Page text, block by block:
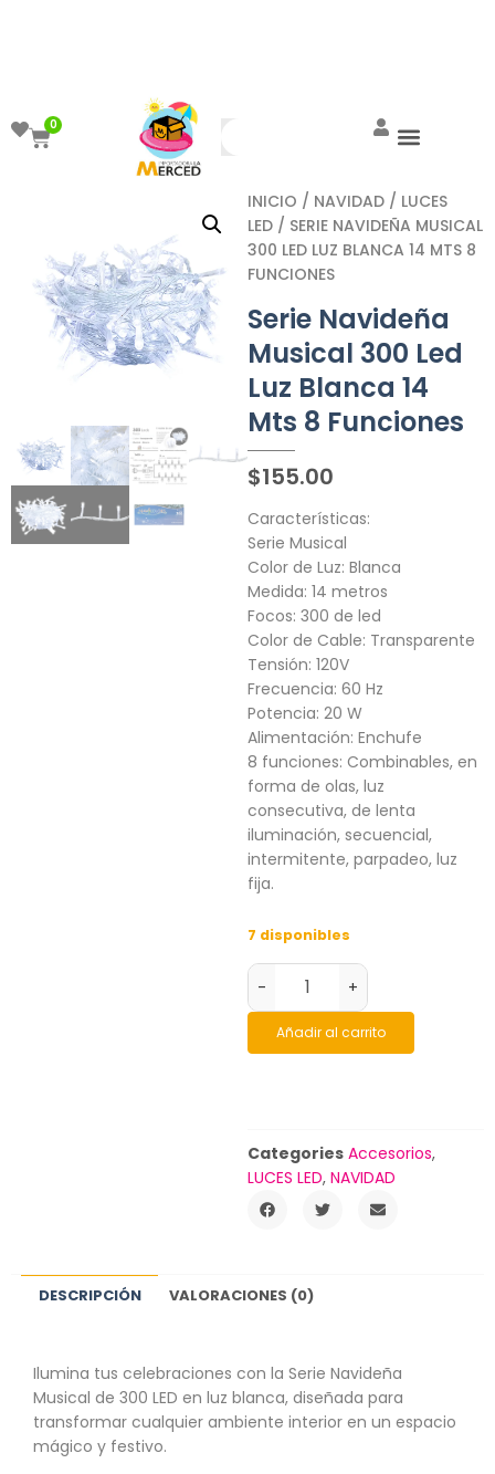
0
INICIO / NAVIDAD / LUCES
LED / SERIE NAVIDEÑA MUSICAL
300 LED LUZ BLANCA 14 MTS 8
FUNCIONES
Serie Navideña
Musical 300 Led
Luz Blanca 14
Mts 8 Funciones
$155.00
Características:
Serie Musical
Color de Luz: Blanca
Medida: 14 metros
Focos: 300 de led
Color de Cable: Transparente
Tensión: 120V
Frecuencia: 60 Hz
Potencia: 20 W
Alimentación: Enchufe
8 funciones: Combinables, en
forma de olas, luz
consecutiva, de lenta
iluminación, secuencial,
intermitente, parpadeo, luz
fija.
7 disponibles
- +
Añadir al carrito
Categories Accesorios,
LUCES LED, NAVIDAD
DESCRIPCIÓN VALORACIONES (0)
Ilumina tus celebraciones con la Serie Navideña
Musical de 300 LED en luz blanca, diseñada para
transformar cualquier ambiente interior en un espacio
mágico y festivo.